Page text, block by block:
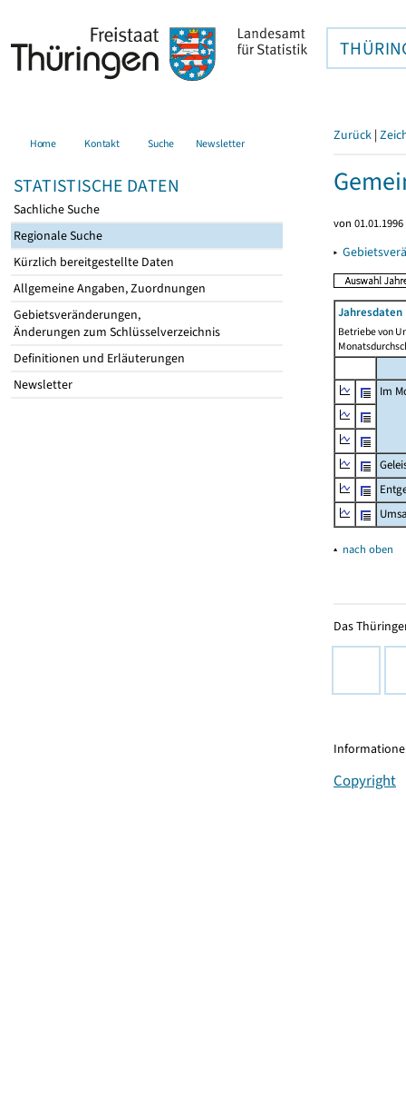
Home Kontakt Suche Newsletter
STATISTISCHE DATEN
Sachliche Suche
Regionale Suche
Kürzlich bereitgestellte Daten
Allgemeine Angaben, Zuordnungen
Gebietsveränderungen,
Änderungen zum Schlüsselverzeichnis
Definitionen und Erläuterungen
Newsletter
Zurück |
von
▸
Jahresdaten
Betriebe von
Im
▴ nach oben
Das
Copyright